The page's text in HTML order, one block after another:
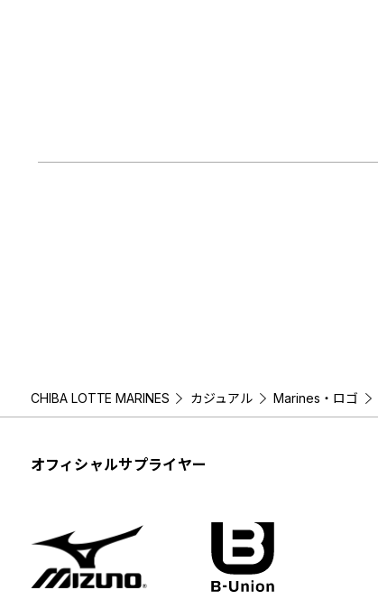
CHIBA LOTTE MARINES カジュアル Marines・ロゴ
オフィシャルサプライヤー